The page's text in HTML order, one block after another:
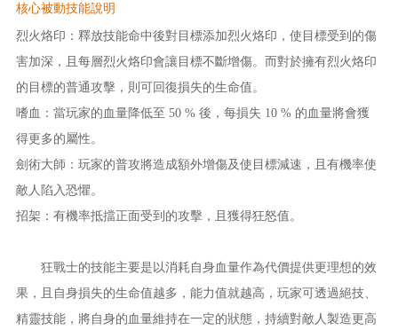
核心被動技能說明
烈火烙印：釋放技能命中後對目標添加烈火烙印，使目標受到的傷
害加深，且每層烈火烙印會讓目標不斷增傷。而對於擁有烈火烙印
的目標的普通攻擊，則可回復損失的生命值。
嗜血：當玩家的血量降低至 50 % 後，每損失 10 % 的血量將會獲
得更多的屬性。
劍術大師：玩家的普攻將造成額外增傷及使目標減速，且有機率使
敵人陷入恐懼。
招架：有機率抵擋正面受到的攻擊，且獲得狂怒值。
狂戰士的技能主要是以消耗自身血量作為代價提供更理想的效
果，且自身損失的生命值越多，能力值就越高，玩家可透過絕技、
精靈技能，將自身的血量維持在一定的狀態，持續對敵人製造更高